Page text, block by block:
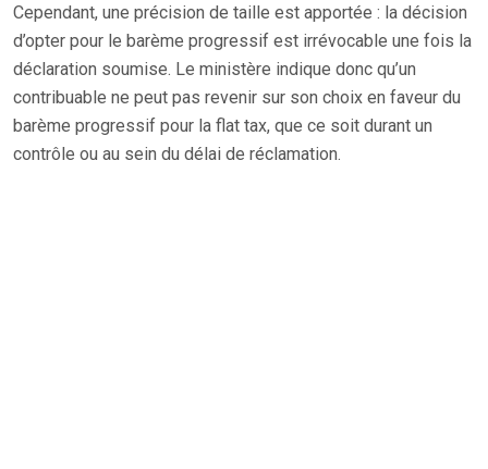
Cependant, une précision de taille est apportée : la décision
d’opter pour le barème progressif est irrévocable une fois la
déclaration soumise. Le ministère indique donc qu’un
contribuable ne peut pas revenir sur son choix en faveur du
barème progressif pour la flat tax, que ce soit durant un
contrôle ou au sein du délai de réclamation.